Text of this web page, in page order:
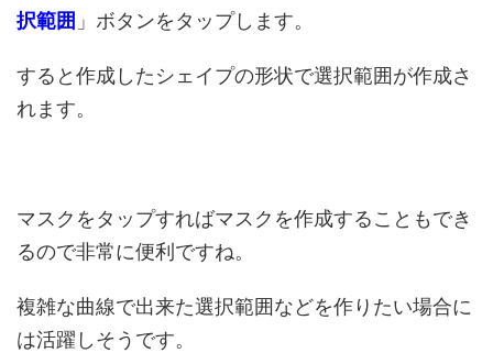
択範囲 」ボタンをタップします。
すると作成したシェイプの形状で選択範囲が作成さ
れます。
マスクをタップすればマスクを作成することもでき
るので非常に便利ですね。
複雑な曲線で出来た選択範囲などを作りたい場合に
は活躍しそうです。